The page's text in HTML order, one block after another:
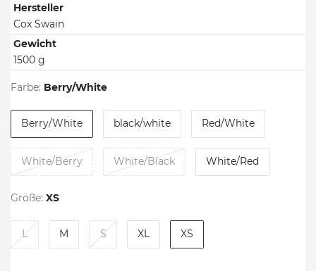
Hersteller
Cox Swain
Gewicht
1500 g
Farbe: Berry/White
Berry/White black/white Red/White
White/Berry White/Black White/Red
Größe: XS
L M S XL XS